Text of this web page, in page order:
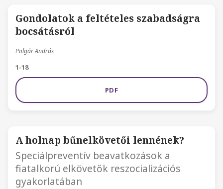
Gondolatok a feltételes szabadságra
bocsátásról
Polgár András
1-18
PDF
A holnap bűnelkövetői lennének?
Speciálpreventív beavatkozások a
fiatalkorú elkövetők reszocializációs
gyakorlatában